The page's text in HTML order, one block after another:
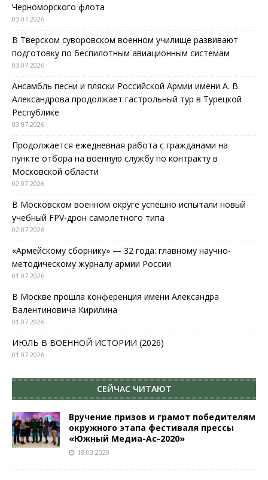
Черноморского флота
03.07.2026
В Тверском суворовском военном училище развивают
подготовку по беспилотным авиационным системам
03.07.2026
Ансамбль песни и пляски Российской Армии имени А. В.
Александрова продолжает гастрольный тур в Турецкой
Республике
03.07.2026
Продолжается ежедневная работа с гражданами на
пункте отбора на военную службу по контракту в
Московской области
02.07.2026
В Московском военном округе успешно испытали новый
учебный FPV-дрон самолетного типа
02.07.2026
«Армейскому сборнику» — 32 года: главному научно-
методическому журналу армии России
01.07.2026
В Москве прошла конференция имени Александра
Валентиновича Кирилина
01.07.2026
ИЮЛЬ В ВОЕННОЙ ИСТОРИИ (2026)
01.07.2026
СЕЙЧАС ЧИТАЮТ
Вручение призов и грамот победителям
окружного этапа фестиваля прессы
«Южный Медиа-Ас-2020»
18.03.2020